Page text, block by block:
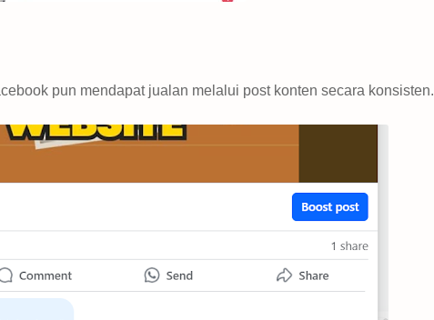
pun mendapat jualan melalui post konten secara konsisten.